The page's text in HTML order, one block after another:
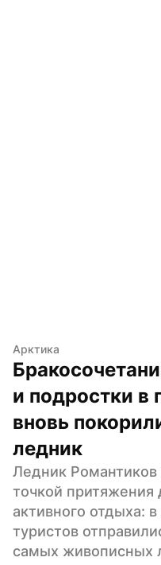
Арктика
и подростки в
вновь
ледник
Ледник Романтиков
точкой притяжения
активного отдыха:
туристов
самых живописных